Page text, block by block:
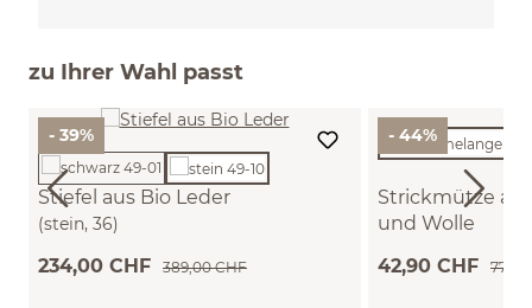
zu Ihrer Wahl passt
- 39%
Stiefel aus Bio Leder
(stein, 36)
234,00 CHF 389,00 CHF
- 44%
Strickmütze
und Wolle
42,90 CHF 77,90